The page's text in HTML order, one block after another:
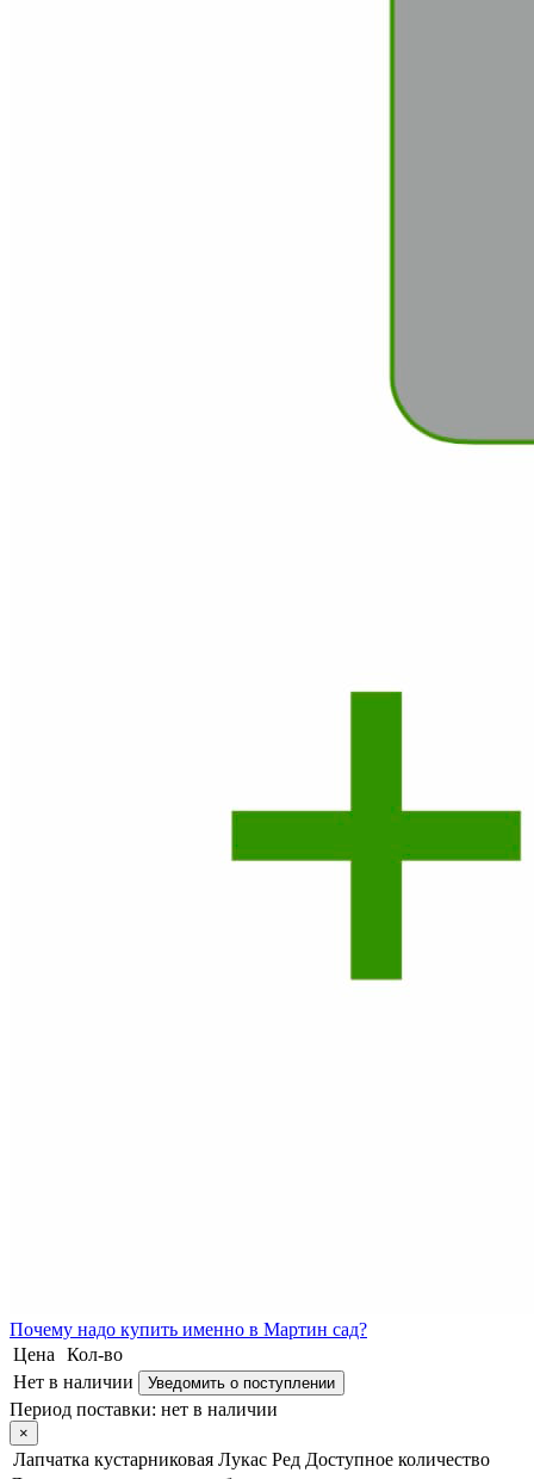
Почему надо купить именно в Мартин сад?
Цена
Кол-во
Нет в наличии
Уведомить о поступлении
Период поставки: нет в наличии
×
Лапчатка кустарниковая Лукас Ред Доступное количество